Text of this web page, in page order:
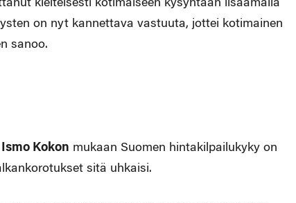
kielteisesti kotimaiseen kysyntään lisäämällä
on nyt kannettava vastuuta, jottei kotimainen
sanoo.
Ismo Kokon mukaan Suomen hintakilpailukyky on
sitä uhkaisi.